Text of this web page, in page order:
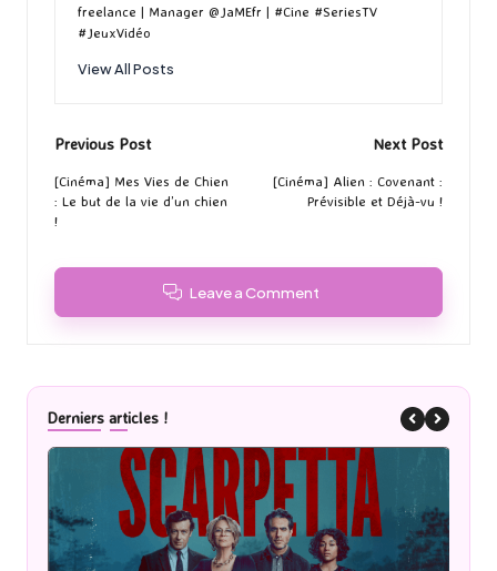
freelance | Manager @JaMEfr | #Cine #SeriesTV
#JeuxVidéo
View All Posts
Post
navigation
Previous Post
[Cinéma] Mes Vies de Chien
: Le but de la vie d’un chien
!
Next Post
[Cinéma] Alien : Covenant :
Prévisible et Déjà-vu !
Leave a Comment
Derniers articles !